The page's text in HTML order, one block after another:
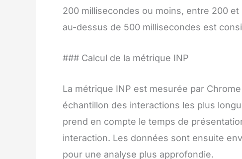
200 millisecondes ou moins, entre 200
au-dessus de 500 millisecondes est
### Calcul de la métrique INP
La métrique INP est mesurée par
échantillon des interactions les plus
prend en compte le temps de
interaction. Les données sont ensuite
pour une analyse plus approfondie.